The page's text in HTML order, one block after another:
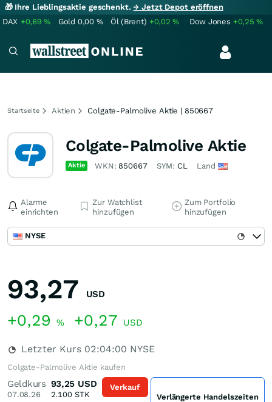
🎁 Ihre Lieblingsaktie geschenkt.→ Jetzt Depot eröffnen
DAX +0,69% Gold 0,00 % Öl (Brent) +0,02% Dow Jones +0,25%
Startseite Aktien Colgate-Palmolive Aktie | 850667
Colgate-Palmolive Aktie
Aktie WKN: 850667 SYM: CL Land
Alarme
einrichten
Zur Watchlist
hinzufügen
Zum Portfolio
hinzufügen
NYSE
93,27 USD
+0,29 % +0,27 USD
Letzter Kurs 02:04:00 NYSE
Colgate-Palmolive Aktie kaufen
Geldkurs
07.08.26
93,25 USD
2.100STK
Verkauf
Verlängerte Handelszeiten